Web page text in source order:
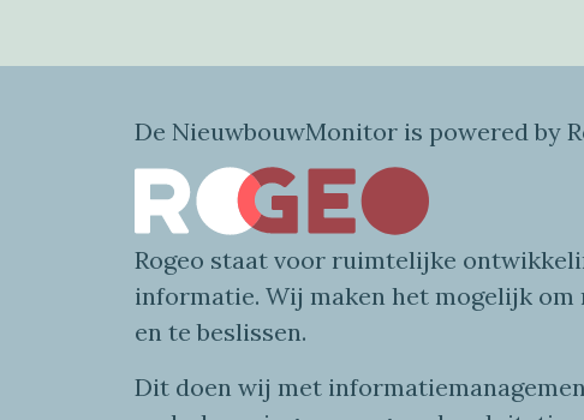
De NieuwbouwMonitor is powered by
Rogeo staat voor ruimtelijke
informatie. Wij maken het mogelijk om
en te beslissen.
Dit doen wij met informatie